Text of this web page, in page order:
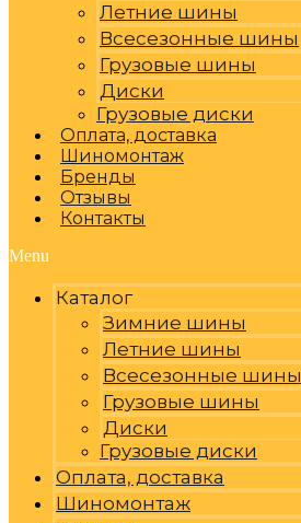
Летние шины
Всесезонные шины
Грузовые шины
Диски
Грузовые диски
Оплата, доставка
Шиномонтаж
Бренды
Отзывы
Контакты
Menu
Каталог
Зимние шины
Летние шины
Всесезонные шины
Грузовые шины
Диски
Грузовые диски
Оплата, доставка
Шиномонтаж